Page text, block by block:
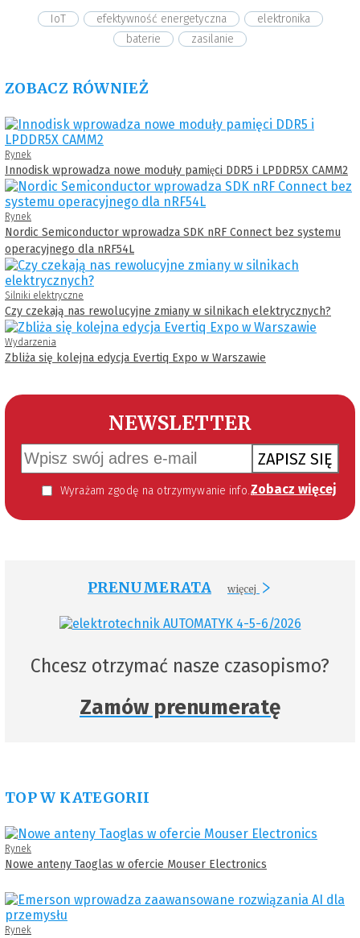
IoT efektywność energetyczna
elektronika
baterie
zasilanie
ZOBACZ RÓWNIEŻ
Rynek
Innodisk wprowadza nowe moduły pamięci DDR5 i LPDDR5X CAMM2
Rynek
Nordic Semiconductor wprowadza SDK nRF Connect bez systemu
operacyjnego dla nRF54L
Silniki elektryczne
Czy czekają nas rewolucyjne zmiany w silnikach elektrycznych?
Wydarzenia
Zbliża się kolejna edycja Evertiq Expo w Warszawie
NEWSLETTER
ZAPISZ SIĘ
Wyrażam zgodę na otrzymywanie informacji handlowej kierowanej do mnie za pomocą środków komunikacji elektronicznej w szczególności poczty elektronicznej zgodnie z przepisem art. 10 ust 2 ustawy z dnia 18 lipca 2002 roku o świadczeniu usług drogą elektroniczną (Dz. U. 144 z 2002 r. poz. 1204). Zgoda jest dobrowolna, jednak jej wyrażenie jest konieczne, aby otrzymywać newsletter. Zobacz więcej
PRENUMERATA więcej
Chcesz otrzymać nasze czasopismo?
Zamów prenumeratę
TOP W KATEGORII
Rynek
Nowe anteny Taoglas w ofercie Mouser Electronics
Rynek